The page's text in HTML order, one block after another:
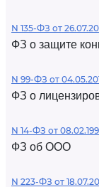
N 135-ФЗ от
ФЗ о защите
N 99-ФЗ от
ФЗ о
N 14-ФЗ от
ФЗ об ООО
N 223-ФЗ от